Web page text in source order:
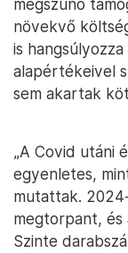
megszűnő
növekvő
is
alapértékeivel
sem akartak
„A Covid utáni
egyenletes,
mutattak.
megtorpant, és
Szinte